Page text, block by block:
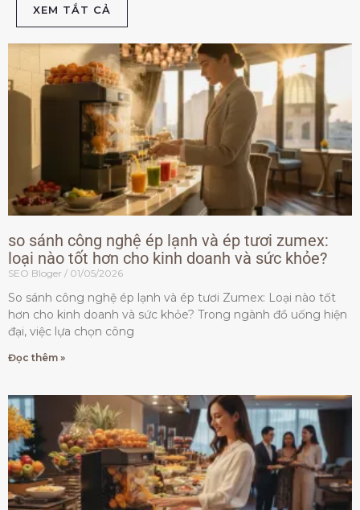
XEM TẮT CẢ
so sánh công nghệ ép lạnh và ép tươi zumex:
loại nào tốt hơn cho kinh doanh và sức khỏe?
SEO Bloger 01/05/2026
So sánh công nghệ ép lạnh và ép tươi Zumex: Loại nào tốt
hơn cho kinh doanh và sức khỏe? Trong ngành đồ uống hiện
đại, việc lựa chọn công
Đọc thêm »